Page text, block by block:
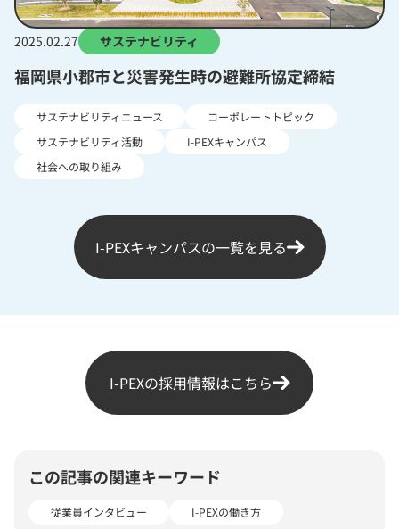
2025.02.27 サステナビリティ
福岡県小郡市と災害発生時の避難所協定締結
サステナビリティニュース
コーポレートトピック
サステナビリティ活動
I-PEXキャンパス
社会への取り組み
I-PEXキャンパスの一覧を見る
I-PEXの採用情報はこちら
この記事の関連キーワード
従業員インタビュー I-PEXの働き方